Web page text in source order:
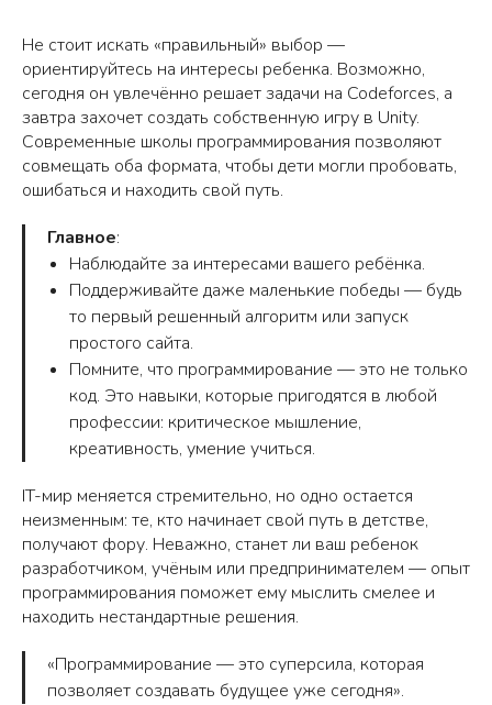
Не стоит искать «правильный» выбор —
ориентируйтесь на интересы ребенка. Возможно,
сегодня он увлечённо решает задачи на Codeforces, а
завтра захочет создать собственную игру в Unity.
Современные школы программирования позволяют
совмещать оба формата, чтобы дети могли пробовать,
ошибаться и находить свой путь.
Главное:
Наблюдайте за интересами вашего ребёнка.
Поддерживайте даже маленькие победы — будь
то первый решенный алгоритм или запуск
простого сайта.
Помните, что программирование — это не только
код. Это навыки, которые пригодятся в любой
профессии: критическое мышление,
креативность, умение учиться.
IT-мир меняется стремительно, но одно остается
неизменным: те, кто начинает свой путь в детстве,
получают фору. Неважно, станет ли ваш ребенок
разработчиком, учёным или предпринимателем — опыт
программирования поможет ему мыслить смелее и
находить нестандартные решения.
«Программирование — это суперсила, которая
позволяет создавать будущее уже сегодня».